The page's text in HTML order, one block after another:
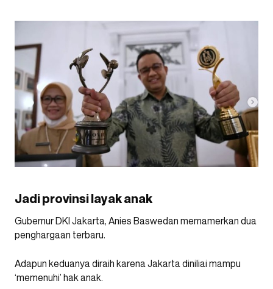
Jadi provinsi layak anak
Gubernur DKI Jakarta, Anies Baswedan memamerkan dua
penghargaan terbaru.
Adapun keduanya diraih karena Jakarta diniliai mampu
‘memenuhi’ hak anak.